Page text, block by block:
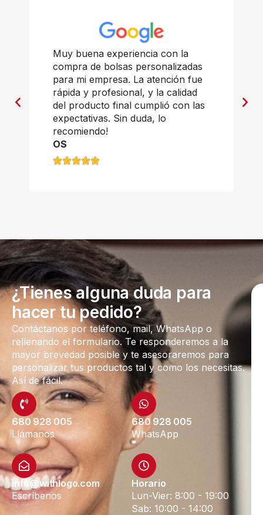
Muy buena experiencia con la
compra de bolsas personalizadas
para mi empresa. La atención fue
rápida y profesional, y la calidad
del producto final cumplió con las
expectativas. Sin duda, lo
recomiendo!
OS
¿Tienes alguna duda para
hacer tu pedido?
Contáctanos por teléfono, mail, WhatsApp o
rellenando el formulario. Te responderemos a la
mayor brevedad posible y te asesoraremos para
personalizar tus productos tal y como los necesitas.
Así de fácil.
680 928 005
Llámanos
680 928 005
WhatsApp
info@withlogo.com
Escríbenos
Horario
Lun-Vier: 8:00 - 19:00
Sab: 10:00 - 14:00